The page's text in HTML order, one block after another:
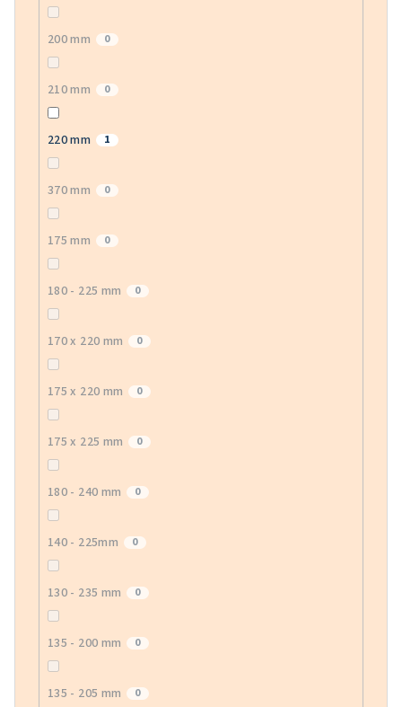
200 mm 0
210 mm 0
220 mm 1
370 mm 0
175 mm 0
180 - 225 mm 0
170 x 220 mm 0
175 x 220 mm 0
175 x 225 mm 0
180 - 240 mm 0
140 - 225mm 0
130 - 235 mm 0
135 - 200 mm 0
135 - 205 mm 0